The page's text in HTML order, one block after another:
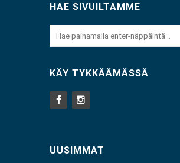
HAE SIVUILTAMME
KÄY TYKKÄÄMÄSSÄ
UUSIMMAT